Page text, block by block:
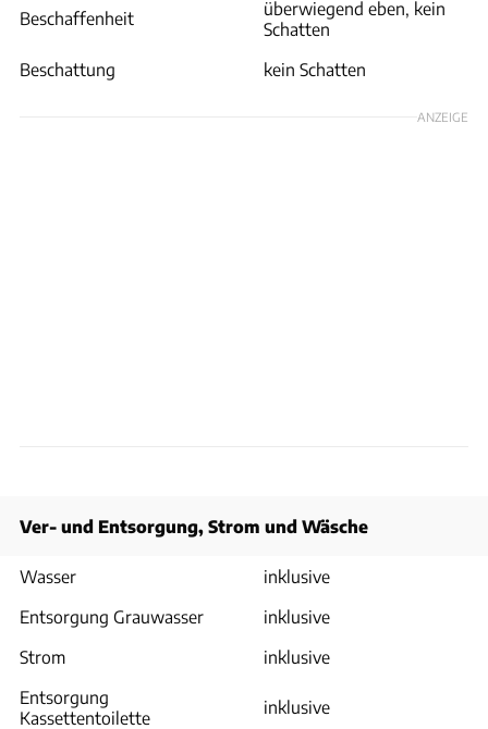
Beschaffenheit
überwiegend eben, kein
Schatten
Beschattung
kein Schatten
ANZEIGE
Ver- und Entsorgung, Strom und Wäsche
Wasser
inklusive
Entsorgung Grauwasser
inklusive
Strom
inklusive
Entsorgung
Kassettentoilette
inklusive